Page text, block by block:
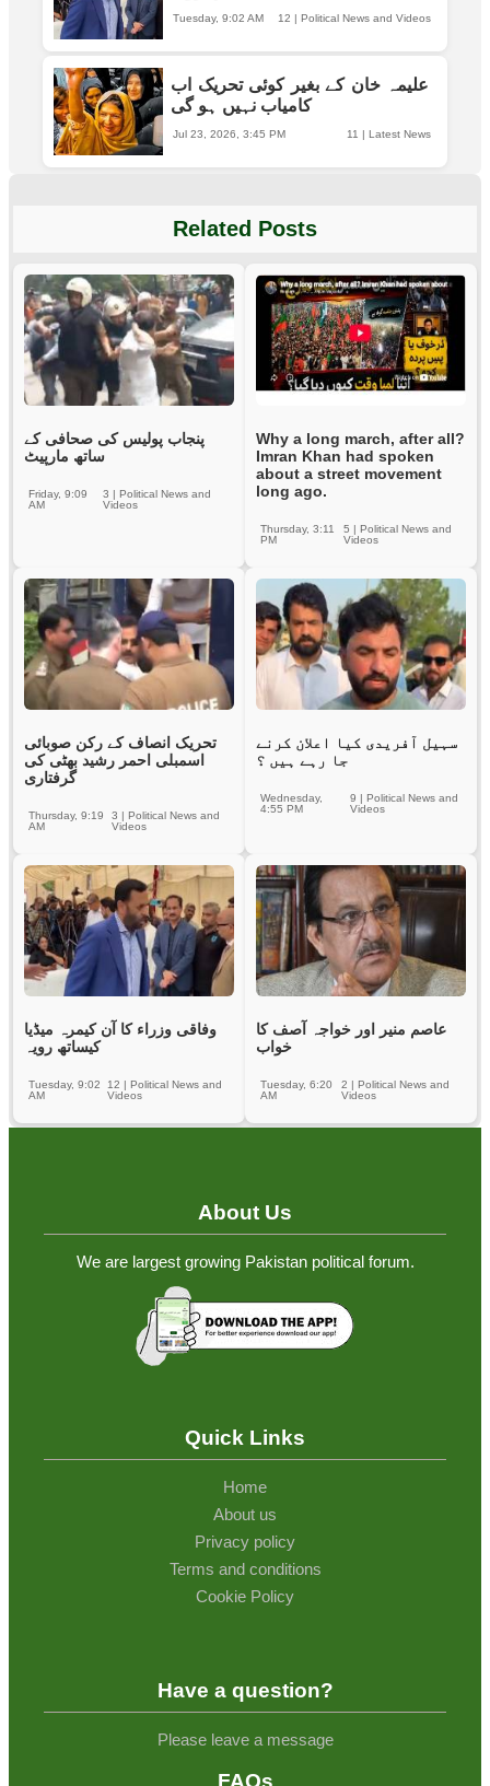
12 | Political News and Videos
Tuesday, 9:02 AM
علیمہ خان کے بغیر کوئی تحریک اب
کامیاب نہیں ہو گی
11 | Latest News
Jul 23, 2026, 3:45 PM
Related Posts
پنجاب پولیس کی صحافی کے
ساتھ مارپیٹ
3 | Political News and
Videos
Friday, 9:09
AM
Why a long march, after all?
Imran Khan had spoken
about a street movement
long ago.
5 | Political News and
Videos
Thursday, 3:11
PM
تحریک انصاف کے رکن صوبائی
اسمبلی احمر رشید بھٹی کی
گرفتاری
3 | Political News and
Videos
Thursday, 9:19
AM
سہیل آفریدی کیا اعلان کرنے
جا رہے ہیں ؟
9 |Political News and
Videos
Wednesday,
4:55 PM
وفاقی وزراء کا آن کیمرہ میڈیا
کیساتھ رویہ
12 |Political News and
Videos
Tuesday, 9:02
AM
عاصم منیر اور خواجہ آصف کا
خواب
2 |Political News and
Videos
Tuesday, 6:20
AM
About Us
We are largest growing Pakistan political forum.
Quick Links
Home
About us
Privacy policy
Terms and conditions
Cookie Policy
Have a question?
Please leave a message
FAQs